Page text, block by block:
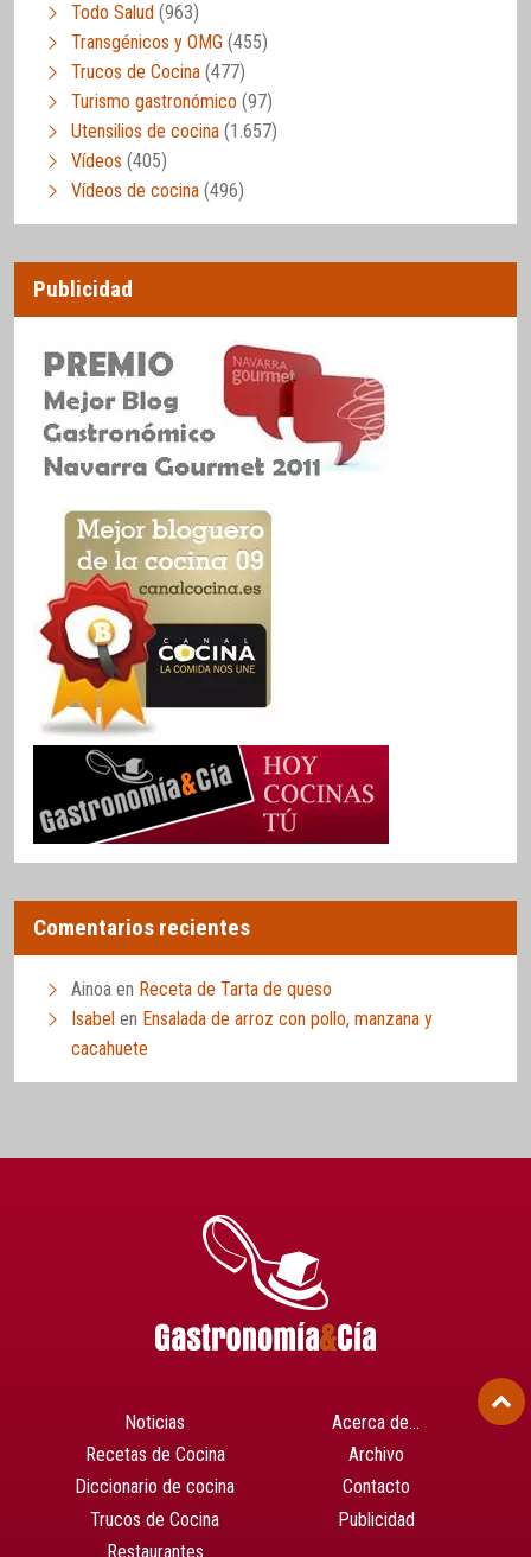
Todo Salud (963)
Transgénicos y OMG (455)
Trucos de Cocina (477)
Turismo gastronómico (97)
Utensilios de cocina (1.657)
Vídeos (405)
Vídeos de cocina (496)
Publicidad
Comentarios recientes
Ainoa en Receta de Tarta de queso
Isabel en Ensalada de arroz con pollo, manzana y
cacahuete
Noticias
Recetas de Cocina
Diccionario de cocina
Trucos de Cocina
Restaurantes
Acerca de…
Archivo
Contacto
Publicidad